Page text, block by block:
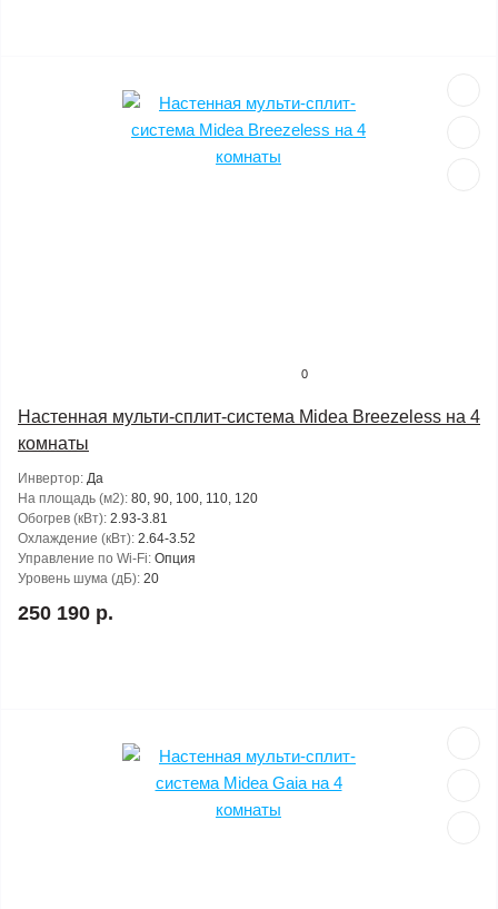
0
Настенная мульти-сплит-система Midea Breezeless на 4
комнаты
Инвертор: Да
На площадь (м2): 80, 90, 100, 110, 120
Обогрев (кВт): 2.93-3.81
Охлаждение (кВт): 2.64-3.52
Управление по Wi-Fi: Опция
Уровень шума (дБ): 20
250 190 р.